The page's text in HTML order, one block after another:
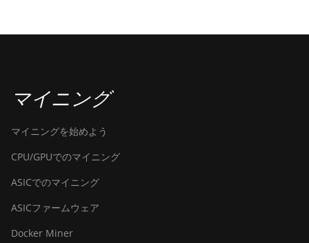
マイニング
マイニングを始めよう
CPU/GPUでのマイニング
ASICでのマイニング
ASICファームウェア
Docker Miner